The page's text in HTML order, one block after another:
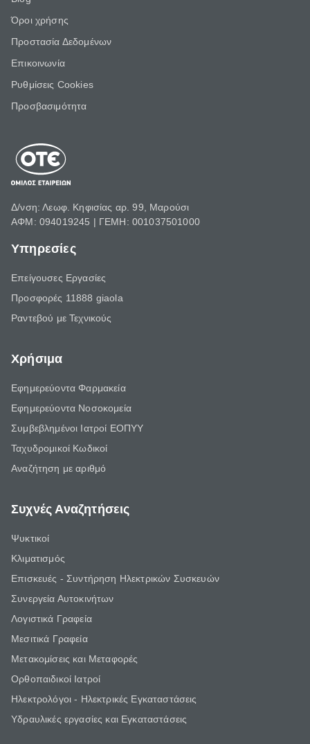
Όροι χρήσης
Προστασία Δεδομένων
Επικοινωνία
Ρυθμίσεις Cookies
Προσβασιμότητα
Δ/νση: Λεωφ. Κηφισίας αρ. 99, Μαρούσι
ΑΦΜ: 094019245 | ΓΕΜΗ: 001037501000
Υπηρεσίες
Επείγουσες Εργασίες
Προσφορές 11888 giaola
Ραντεβού με Τεχνικούς
Χρήσιμα
Εφημερεύοντα Φαρμακεία
Εφημερεύοντα Νοσοκομεία
Συμβεβλημένοι Ιατροί ΕΟΠΥΥ
Ταχυδρομικοί Κωδικοί
Αναζήτηση με αριθμό
Συχνές Αναζητήσεις
Ψυκτικοί
Κλιματισμός
Επισκευές - Συντήρηση Ηλεκτρικών Συσκευών
Συνεργεία Αυτοκινήτων
Λογιστικά Γραφεία
Μεσιτικά Γραφεία
Μετακομίσεις και Μεταφορές
Ορθοπαιδικοί Ιατροί
Ηλεκτρολόγοι - Ηλεκτρικές Εγκαταστάσεις
Υδραυλικές εργασίες και Εγκαταστάσεις